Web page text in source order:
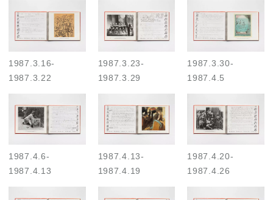
1987.3.16-
1987.3.22
1987.3.23-
1987.3.29
1987.3.30-
1987.4.5
1987.4.6-
1987.4.13
1987.4.13-
1987.4.19
1987.4.20-
1987.4.26